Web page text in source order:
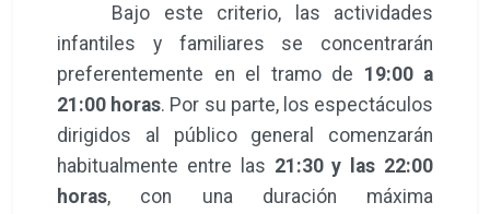
Bajo este criterio, las actividades
infantiles y familiares se concentrarán
preferentemente en el tramo de 19:00 a
21:00 horas. Por su parte, los espectáculos
dirigidos al público general comenzarán
habitualmente entre las 21:30 y las 22:00
horas, con una duración máxima